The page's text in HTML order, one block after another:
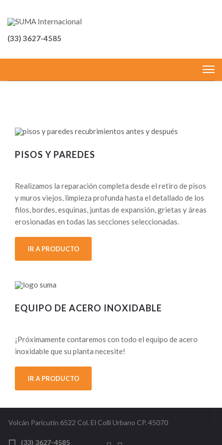
(33) 3627-4585
PISOS Y PAREDES
Realizamos la reparación completa desde el retiro de pisos
y muros viejos, limpieza profunda hasta el detallado de los
filos, bordes, esquinas, juntas de expansión, grietas y áreas
erosionadas en todas las secciones seleccionadas.
IR A PRODUCTO
EQUIPO DE ACERO INOXIDABLE
¡Próximamente contaremos con todo el equipo de acero
inoxidable que su planta necesite!
IR A PRODUCTO
Volcán Paricutín 6522 Col. El Colli Urbano CP. 45070
(33) 3627-4585